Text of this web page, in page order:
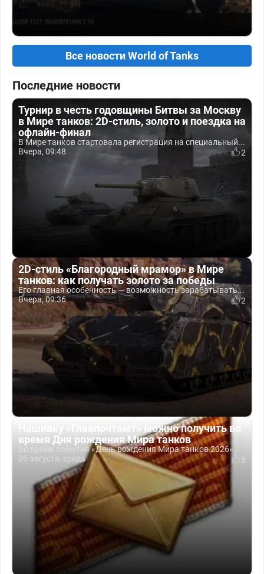
Все новости World of Tanks
Последние новости
Турнир в честь годовщины Битвы за Москву
в Мире танков: 2D-стиль, золото и поездка на
офлайн-финал
В Мире танков стартовала регистрация на специальный...
Вчера, 09:48
2
2D-стиль «Благородный мрамор» в Мире
танков: как получать золото за победы
Его главная особенность — возможность зарабатывать...
Вчера, 09:36
2
Нашивку «Главпочтамт» можно получить во
время Дня рождения Мира танков
Во время события «День рождения Мира танков 2026»...
05 августа, среда
5